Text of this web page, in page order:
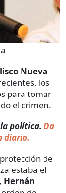
Nueva
los
para tomar
el crimen.
política. Da
diario.
de
estaba el
Hernán